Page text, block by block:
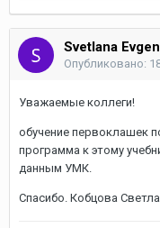
Svetlana
Опубликовано:
Уважаемые коллеги!
обучение первоклашек
программа к этому
данным УМК.
Спасибо. Кобцова